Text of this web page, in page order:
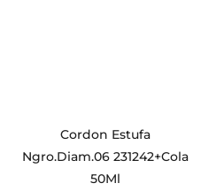
Cordon Estufa
Ngro.Diam.06 231242+Cola
50Ml